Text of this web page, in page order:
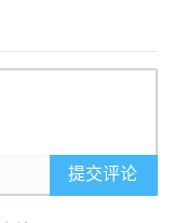
提交评论